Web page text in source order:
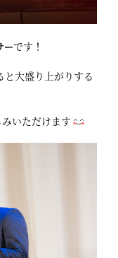
ーです！
と大盛り上がりする
いただけます